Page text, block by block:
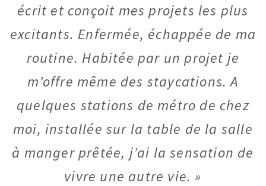
écrit et conçoit mes projets les plus
excitants. Enfermée, échappée de ma
routine. Habitée par un projet je
m’offre même des staycations. A
quelques stations de métro de chez
moi, installée sur la table de la salle
à manger prêtée, j’ai la sensation de
vivre une autre vie. »